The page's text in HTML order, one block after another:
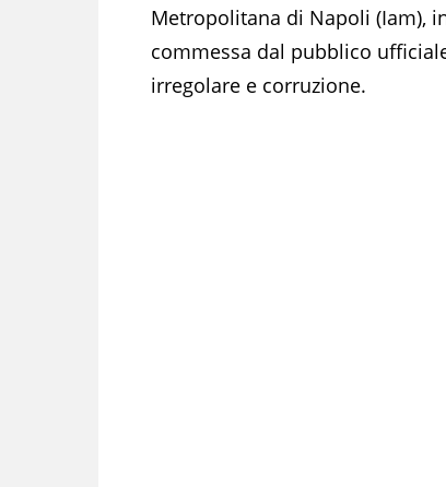
Metropolitana di Napoli (Iam),
commessa dal pubblico
irregolare e corruzione.